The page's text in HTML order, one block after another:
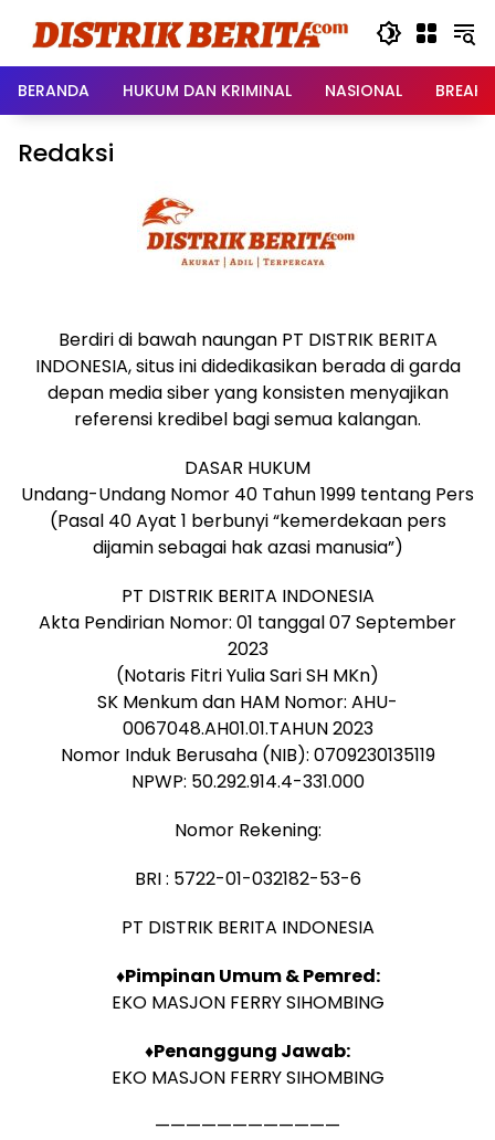
BERANDA
HUKUM DAN KRIMINAL NASIONAL
Redaksi
Berdiri di bawah naungan PT DISTRIK BERITA
INDONESIA, situs ini didedikasikan berada di garda
depan media siber yang konsisten menyajikan
referensi kredibel bagi semua kalangan.
DASAR HUKUM
Undang-Undang Nomor 40 Tahun 1999 tentang Pers
(Pasal 40 Ayat 1 berbunyi “kemerdekaan pers
dijamin sebagai hak azasi manusia”)
PT DISTRIK BERITA INDONESIA
Akta Pendirian Nomor: 01 tanggal 07 September
2023
(Notaris Fitri Yulia Sari SH MKn)
SK Menkum dan HAM Nomor: AHU-
0067048.AH01.01.TAHUN 2023
Nomor Induk Berusaha (NIB): 0709230135119
NPWP: 50.292.914.4-331.000
Nomor Rekening:
BRI : 5722-01-032182-53-6
PT DISTRIK BERITA INDONESIA
♦Pimpinan Umum & Pemred:
EKO MASJON FERRY SIHOMBING
♦Penanggung Jawab:
EKO MASJON FERRY SIHOMBING
————————————